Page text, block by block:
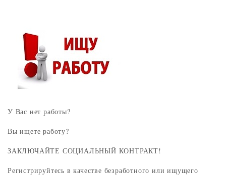
У Вас нет работы?
Вы ищете работу?
ЗАКЛЮЧАЙТЕ СОЦИАЛЬНЫЙ КОНТРАКТ!
Регистрируйтесь в качестве безработного или ищущего